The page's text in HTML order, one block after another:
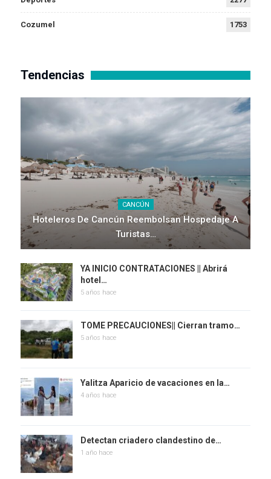
Cozumel 1753
Tendencias
CANCÚN
Hoteleros De Cancún Reembolsan Hospedaje A
Turistas…
YA INICIO CONTRATACIONES || Abrirá
hotel…
5 años hace
TOME PRECAUCIONES|| Cierran tramo…
5 años hace
Yalitza Aparicio de vacaciones en la…
4 años hace
Detectan criadero clandestino de…
1 año hace